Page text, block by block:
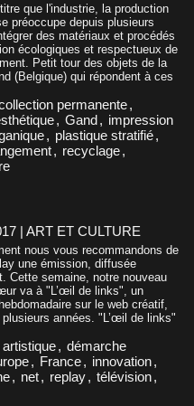
que l'industrie, la production
préoccupe depuis plusieurs
des matériaux et procédés
écologiques et respectueux de
Petit tour des objets de la
(Belgique) qui répondent à ces
permanente,
, Gand, impression
, plastique stratifié,
, recyclage,
| ART ET CULTURE
nous vous recommandons de
une émission, diffusée
Cette semaine, notre nouveau
va à "L’œil de links", un
sur le web créatif,
années. "L’œil de links"
, démarche
, France, innovation,
, net, replay, télévision,